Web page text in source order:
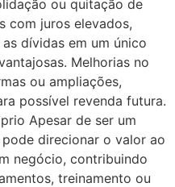
ou quitação de
com juros elevados,
dívidas em um único
Melhorias no
ou ampliações,
possível revenda futura.
Apesar de ser um
direcionar o valor ao
negócio, contribuindo
treinamento ou